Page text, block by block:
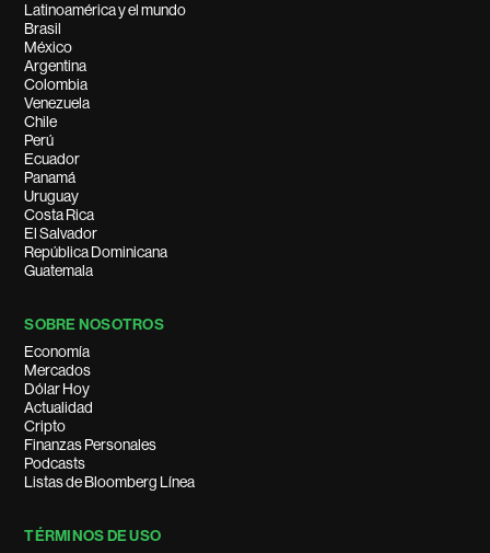
Latinoamérica y el mundo
Brasil
México
Argentina
Colombia
Venezuela
Chile
Perú
Ecuador
Panamá
Uruguay
Costa Rica
El Salvador
República Dominicana
Guatemala
SOBRE NOSOTROS
Economía
Mercados
Dólar Hoy
Actualidad
Cripto
Finanzas Personales
Podcasts
Listas de Bloomberg Línea
TÉRMINOS DE USO